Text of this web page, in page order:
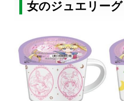
女のジュエリー